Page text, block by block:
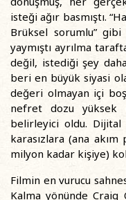
isteği ağır basmıştı.
Brüksel sorumlu”
yaymıştı ayrılma
değil, istediği şey
beri en büyük siyasi
değeri olmayan içi
nefret dozu yüksek
belirleyici oldu. Dijital
karasızlara (ana
milyon kadar kişiye)
Filmin en vurucu
Kalma yönünde Craig